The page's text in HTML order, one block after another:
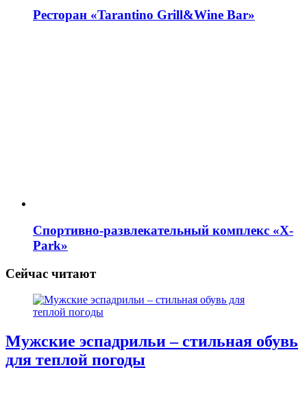
Ресторан «Tarantino Grill&Wine Bar»
Спортивно-развлекательный комплекс «X-
Park»
Сейчас читают
Мужские эспадрильи – стильная обувь
для теплой погоды